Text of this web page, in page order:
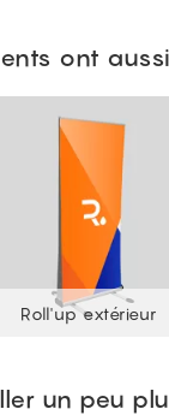
ont
Roll'up extérieur
un peu